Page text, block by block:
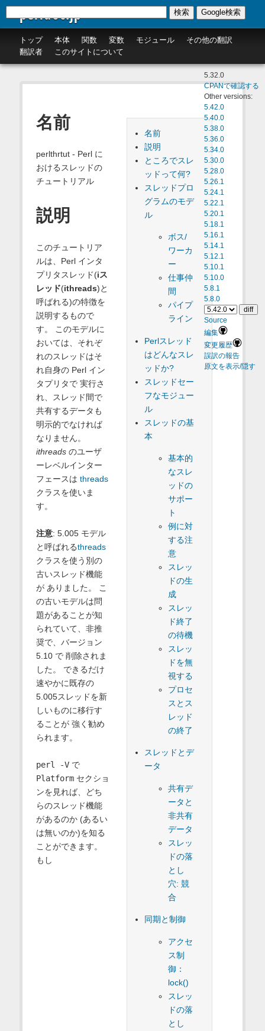
perldoc.jp
トップ 本体 関数 変数 モジュール
その他の翻訳
翻訳者
このサイトについて
検索 Google検索
5.32.0
CPANで確認する
Other versions:
5.42.0
5.40.0
5.38.0
5.36.0
5.34.0
5.30.0
5.28.0
5.26.1
5.24.1
5.22.1
5.20.1
5.18.1
5.16.1
5.14.1
5.12.1
5.10.1
5.10.0
5.8.1
5.8.0
Source
編集
変更履歴
誤訳の報告
原文を表示/隠す
名前
説明
ところでスレ
ッドって何?
スレッドプロ
グラムのモデ
ル
ボス/
ワーカ
ー
仕事仲
間
パイプ
ライン
Perlスレッド
はどんなスレ
ッドか?
スレッドセー
フなモジュー
ル
スレッドの基
本
基本的
なスレ
ッドの
サポー
ト
例に対
する注
意
スレッ
ドの生
成
スレッ
ド終了
の待機
スレッ
ドを無
視する
プロセ
スとス
レッド
の終了
スレッドとデ
ータ
共有デ
ータと
非共有
データ
スレッ
ドの落
とし
穴: 競
合
同期と制御
アクセ
ス制
御：
lock()
スレッ
ドの落
とし
名前
perlthrtut - Perl に
おけるスレッドの
チュートリアル
説明
このチュートリア
ルは、Perl インタ
プリタスレッド(iス
レッド(ithreads)と
呼ばれる)の特徴を
説明するもので
す。 このモデルに
おいては、それぞ
れのスレッドはそ
れ自身の Perl イン
タプリタで 実行さ
れ、スレッド間で
共有するデータも
明示的でなければ
なりません。
ithreadsのユーザ
ーレベルインター
フェースは threads
クラスを使いま
す。
注意: 5.005 モデル
と呼ばれるthreads
クラスを使う別の
古いスレッド機能
が ありました。 こ
の古いモデルは問
題があることが知
られていて、非推
奨で、バージョン
5.10 で 削除されま
した。 できるだけ
速やかに既存の
5.005スレッドを新
しいものに移行す
ることが 強く勧め
られます。
perl -Vで
Platformセクショ
ンを見れば、どち
らのスレッド機能
があるのか (あるい
は無いのか)を知る
ことができます。
もし